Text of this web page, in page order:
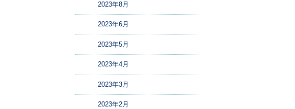
2023年8月
2023年6月
2023年5月
2023年4月
2023年3月
2023年2月